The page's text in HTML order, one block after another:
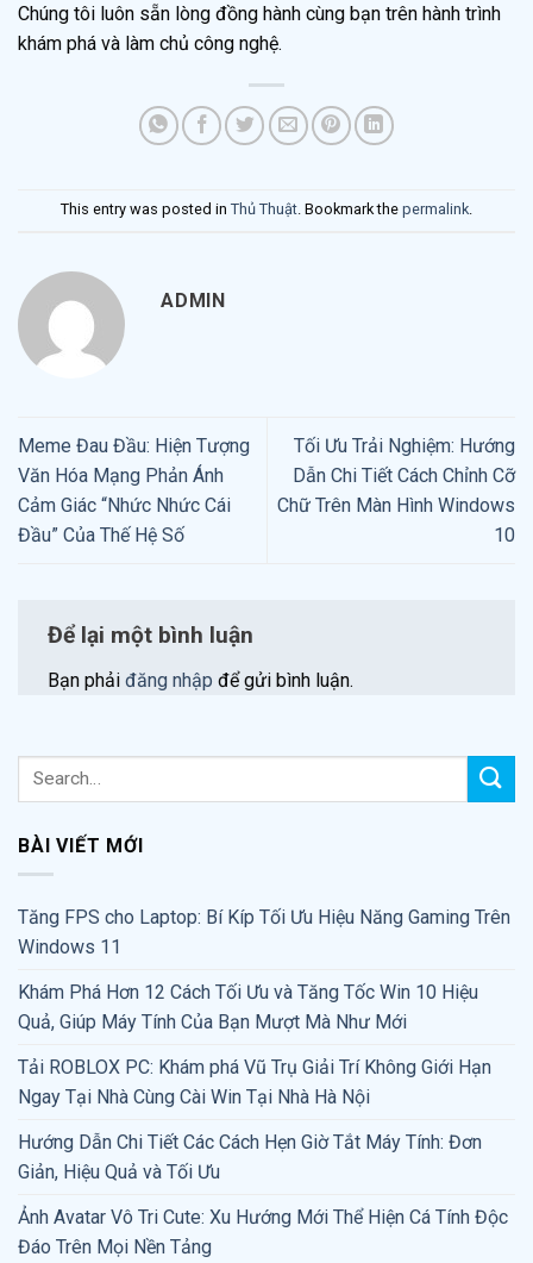
Chúng tôi luôn sẵn lòng đồng hành cùng bạn trên hành trình
khám phá và làm chủ công nghệ.
This entry was posted in Thủ Thuật. Bookmark the permalink.
ADMIN
Meme Đau Đầu: Hiện Tượng
Văn Hóa Mạng Phản Ánh
Cảm Giác “Nhức Nhức Cái
Đầu” Của Thế Hệ Số
Tối Ưu Trải Nghiệm: Hướng
Dẫn Chi Tiết Cách Chỉnh Cỡ
Chữ Trên Màn Hình Windows
10
Để lại một bình luận
Bạn phải đăng nhập để gửi bình luận.
BÀI VIẾT MỚI
Tăng FPS cho Laptop: Bí Kíp Tối Ưu Hiệu Năng Gaming Trên
Windows 11
Khám Phá Hơn 12 Cách Tối Ưu và Tăng Tốc Win 10 Hiệu
Quả, Giúp Máy Tính Của Bạn Mượt Mà Như Mới
Tải ROBLOX PC: Khám phá Vũ Trụ Giải Trí Không Giới Hạn
Ngay Tại Nhà Cùng Cài Win Tại Nhà Hà Nội
Hướng Dẫn Chi Tiết Các Cách Hẹn Giờ Tắt Máy Tính: Đơn
Giản, Hiệu Quả và Tối Ưu
Ảnh Avatar Vô Tri Cute: Xu Hướng Mới Thể Hiện Cá Tính Độc
Đáo Trên Mọi Nền Tảng